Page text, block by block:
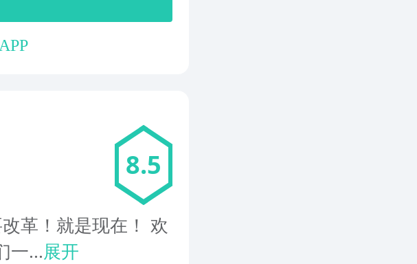
8.5
革！就是现在！ 欢
一...展开